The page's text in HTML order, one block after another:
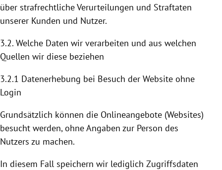
über strafrechtliche Verurteilungen und Straftaten
unserer Kunden und Nutzer.
3.2. Welche Daten wir verarbeiten und aus welchen
Quellen wir diese beziehen
3.2.1 Datenerhebung bei Besuch der Website ohne
Login
Grundsätzlich können die Onlineangebote (Websites)
besucht werden, ohne Angaben zur Person des
Nutzers zu machen.
In diesem Fall speichern wir lediglich Zugriffsdaten